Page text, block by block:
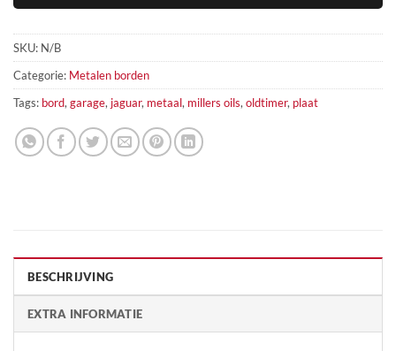
SKU: N/B
Categorie: Metalen borden
Tags: bord,garage, jaguar, metaal, millers oils,oldtimer, plaat
BESCHRIJVING
EXTRA INFORMATIE